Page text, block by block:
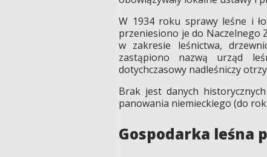
W 1934 roku sprawy leśne i
przeniesiono je do Naczelnego
w zakresie leśnictwa,
zastąpiono nazwą urząd
dotychczasowy nadleśniczy
Brak jest danych
panowania niemieckiego (do
Gospodarka leśna